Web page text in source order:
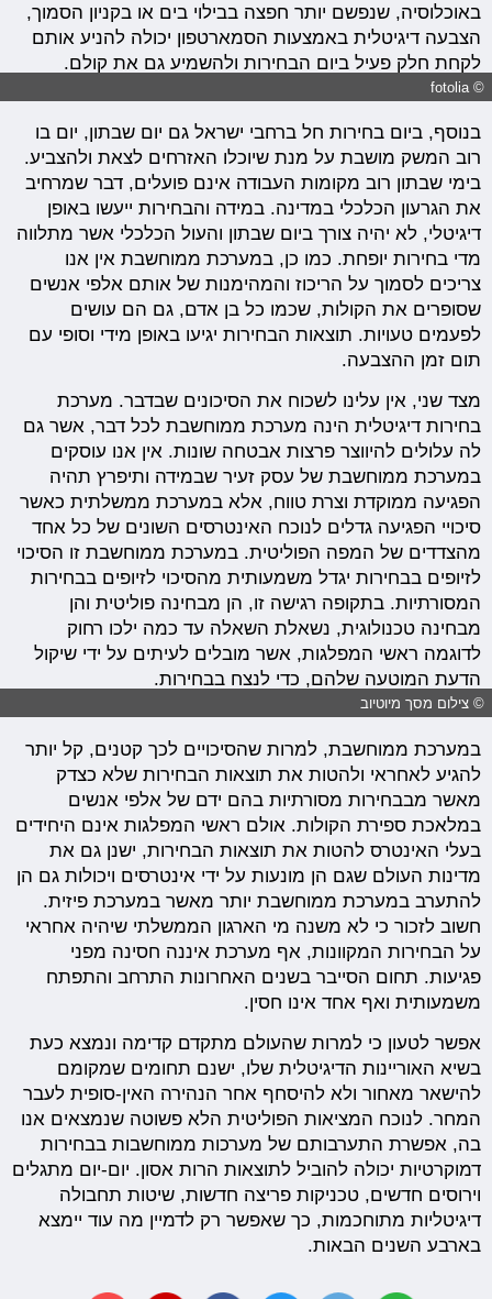
באוכלוסיה, שנפשם יותר חפצה בבילוי בים או בקניון הסמוך,
הצבעה דיגיטלית באמצעות הסמארטפון יכולה להניע אותם
לקחת חלק פעיל ביום הבחירות ולהשמיע גם את קולם.
© fotolia
בנוסף, ביום בחירות חל ברחבי ישראל גם יום שבתון, יום בו
רוב המשק מושבת על מנת שיוכלו האזרחים לצאת ולהצביע.
בימי שבתון רוב מקומות העבודה אינם פועלים, דבר שמרחיב
את הגרעון הכלכלי במדינה. במידה והבחירות ייעשו באופן
דיגיטלי, לא יהיה צורך ביום שבתון והעול הכלכלי אשר מתלווה
מדי בחירות יופחת. כמו כן, במערכת ממוחשבת אין אנו
צריכים לסמוך על הריכוז והמהימנות של אותם אלפי אנשים
שסופרים את הקולות, שכמו כל בן אדם, גם הם עושים
לפעמים טעויות. תוצאות הבחירות יגיעו באופן מידי וסופי עם
תום זמן ההצבעה.
מצד שני, אין עלינו לשכוח את הסיכונים שבדבר. מערכת
בחירות דיגיטלית הינה מערכת ממוחשבת לכל דבר, אשר גם
לה עלולים להיווצר פרצות אבטחה שונות. אין אנו עוסקים
במערכת ממוחשבת של עסק זעיר שבמידה ותיפרץ תהיה
הפגיעה ממוקדת וצרת טווח, אלא במערכת ממשלתית כאשר
סיכויי הפגיעה גדלים לנוכח האינטרסים השונים של כל אחד
מהצדדים של המפה הפוליטית. במערכת ממוחשבת זו הסיכוי
לזיופים בבחירות יגדל משמעותית מהסיכוי לזיופים בבחירות
המסורתיות. בתקופה רגישה זו, הן מבחינה פוליטית והן
מבחינה טכנולוגית, נשאלת השאלה עד כמה ילכו רחוק
לדוגמה ראשי המפלגות, אשר מובלים לעיתים על ידי שיקול
הדעת המוטעה שלהם, כדי לנצח בבחירות.
© צילום מסך מיוטיוב
במערכת ממוחשבת, למרות שהסיכויים לכך קטנים, קל יותר
להגיע לאחראי ולהטות את תוצאות הבחירות שלא כצדק
מאשר מבבחירות מסורתיות בהם ידם של אלפי אנשים
במלאכת ספירת הקולות. אולם ראשי המפלגות אינם היחידים
בעלי האינטרס להטות את תוצאות הבחירות, ישנן גם את
מדינות העולם שגם הן מונעות על ידי אינטרסים ויכולות גם הן
להתערב במערכת ממוחשבת יותר מאשר במערכת פיזית.
חשוב לזכור כי לא משנה מי הארגון הממשלתי שיהיה אחראי
על הבחירות המקוונות, אף מערכת איננה חסינה מפני
פגיעות. תחום הסייבר בשנים האחרונות התרחב והתפתח
משמעותית ואף אחד אינו חסין.
אפשר לטעון כי למרות שהעולם מתקדם קדימה ונמצא כעת
בשיא האוריינות הדיגיטלית שלו, ישנם תחומים שמקומם
להישאר מאחור ולא להיסחף אחר הנהירה האין-סופית לעבר
המחר. לנוכח המציאות הפוליטית הלא פשוטה שנמצאים אנו
בה, אפשרת התערבותם של מערכות ממוחשבות בבחירות
דמוקרטיות יכולה להוביל לתוצאות הרות אסון. יום-יום מתגלים
וירוסים חדשים, טכניקות פריצה חדשות, שיטות תחבולה
דיגיטליות מתוחכמות, כך שאפשר רק לדמיין מה עוד יימצא
בארבע השנים הבאות.